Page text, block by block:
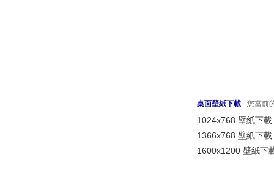
桌面壁紙下載 - 您當前
1024x768 壁紙下載
1366x768 壁紙下載
1600x1200 壁紙下